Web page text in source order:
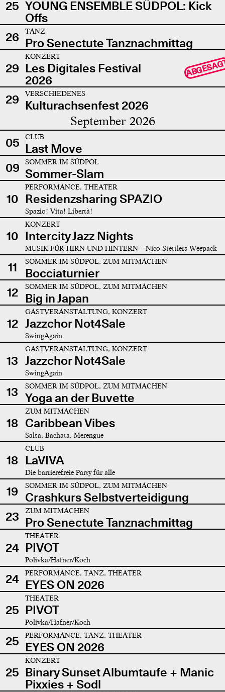
25 YOUNG ENSEMBLE SÜDPOL: Kick
Offs
26
TANZ
Pro Senectute Tanznachmittag
29
KONZERT
Les Digitales Festival
2026
29 VERSCHIEDENES
Kulturachsenfest 2026
September 2026
05 CLUB
Last Move
09
SOMMER IM SÜDPOL
Sommer-Slam
10
PERFORMANCE, THEATER
Residenzsharing SPAZIO
Spazio! Vita! Libertà!
10
KONZERT
Intercity Jazz Nights
MUSIK FÜR HIRN UND HINTERN – Nico Stettlers Weepack
11 SOMMER IM SÜDPOL, ZUM MITMACHEN
Bocciaturnier
12
SOMMER IM SÜDPOL, ZUM MITMACHEN
Big in Japan
12
GASTVERANSTALTUNG, KONZERT
Jazzchor Not4Sale
SwingAgain
13
GASTVERANSTALTUNG, KONZERT
Jazzchor Not4Sale
SwingAgain
13 SOMMER IM SÜDPOL, ZUM MITMACHEN
Yoga an der Buvette
18
ZUM MITMACHEN
Caribbean Vibes
Salsa, Bachata, Merengue
18
CLUB
LaVIVA
Die barrierefreie Party für alle
19 SOMMER IM SÜDPOL, ZUM MITMACHEN
Crashkurs Selbstverteidigung
23
ZUM MITMACHEN
Pro Senectute Tanznachmittag
24
THEATER
PIVOT
Polivka/Hafner/Koch
24 PERFORMANCE, TANZ, THEATER
EYES ON 2026
25
THEATER
PIVOT
Polivka/Hafner/Koch
25 PERFORMANCE, TANZ, THEATER
EYES ON 2026
25
KONZERT
Binary Sunset Albumtaufe + Manic
Pixxies + Sodl